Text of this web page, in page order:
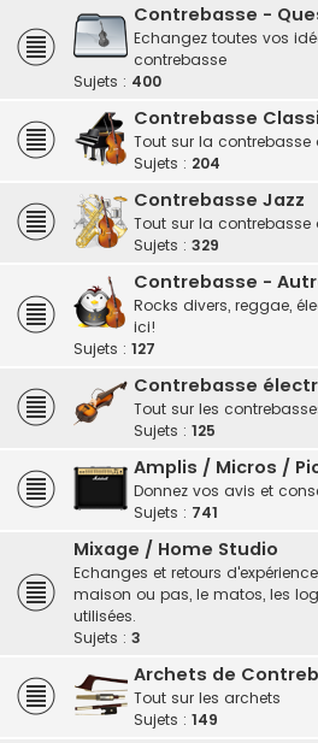
Contrebasse -
Echangez toutes vos
contrebasse
Sujets : 400
Contrebasse
Tout sur la
Sujets : 204
Contrebasse Jazz
Tout sur la
Sujets : 329
Contrebasse -
Rocks divers, reggae,
ici!
Sujets : 127
Contrebasse
Tout sur les
Sujets : 125
Amplis / Micros /
Donnez vos avis et
Sujets : 741
Mixage / Home Studio
Echanges et retours
maison ou pas, le matos, les
utilisées.
Sujets : 3
Archets de
Tout sur les archets
Sujets : 149